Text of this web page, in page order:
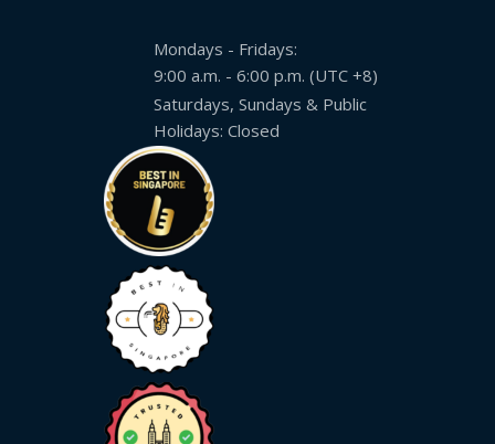
Mondays - Fridays:
9:00 a.m. - 6:00 p.m. (UTC +8)
Saturdays, Sundays & Public
Holidays: Closed